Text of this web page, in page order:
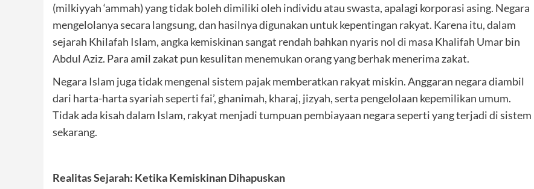
(milkiyyah ‘ammah) yang tidak boleh dimiliki oleh individu atau swasta, apalagi korporasi asing. Negara
mengelolanya secara langsung, dan hasilnya digunakan untuk kepentingan rakyat. Karena itu, dalam
sejarah Khilafah Islam, angka kemiskinan sangat rendah bahkan nyaris nol di masa Khalifah Umar bin
Abdul Aziz. Para amil zakat pun kesulitan menemukan orang yang berhak menerima zakat.
Negara Islam juga tidak mengenal sistem pajak memberatkan rakyat miskin. Anggaran negara diambil
dari harta-harta syariah seperti fai’, ghanimah, kharaj, jizyah, serta pengelolaan kepemilikan umum.
Tidak ada kisah dalam Islam, rakyat menjadi tumpuan pembiayaan negara seperti yang terjadi di sistem
sekarang.
Realitas Sejarah: Ketika Kemiskinan Dihapuskan